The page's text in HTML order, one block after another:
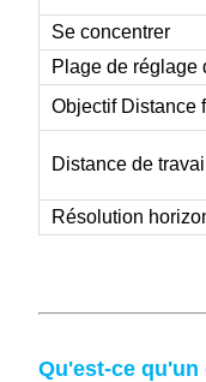
Se concentrer
Plage de réglage
Objectif Distance
Distance de travail
Résolution
Qu'est-ce